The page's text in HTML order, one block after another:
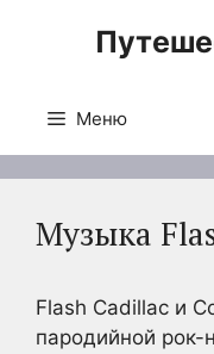
Меню
Музыка
Flash Cadillac и
пародийной рок-